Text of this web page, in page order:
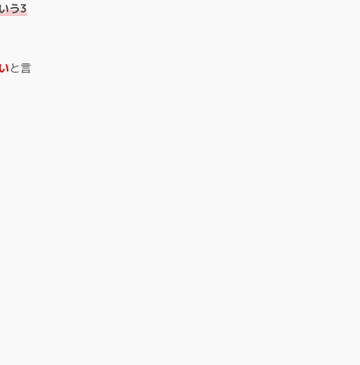
う3
と言